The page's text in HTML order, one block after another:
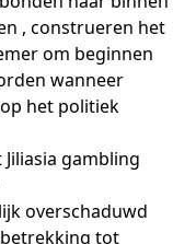
, construeren het
om beginnen
wanneer
het politiek
gambling
overschaduwd
tot